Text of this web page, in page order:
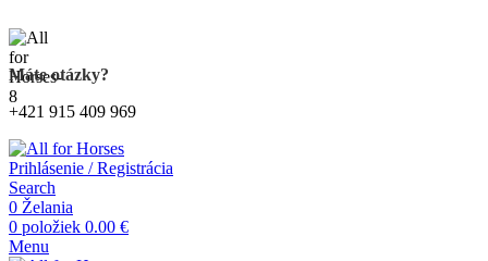
Máte otázky?
+421 915 409 969
Prihlásenie / Registrácia
Search
0 Želania
0 položiek 0.00 €
Menu